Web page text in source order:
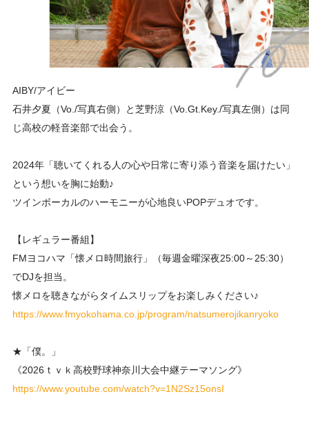
AIBY/アイビー
石井夕夏（Vo./写真右側）と芝野涼（Vo.Gt.Key./写真左側）は同
じ高校の軽音楽部で出会う。
2024年「聴いてくれる人の心や日常に寄り添う音楽を届けたい」
という想いを胸に始動♪
ツインボーカルのハーモニーが心地良いPOPデュオです。
【レギュラー番組】
FMヨコハマ「懐メロ時間旅行」（毎週金曜深夜25:00～25:30）
でDJを担当。
懐メロを聴きながらタイムスリップをお楽しみください♪
https://www.fmyokohama.co.jp/program/natsumerojikanryoko
★「僕。」
《2026ｔｖｋ高校野球神奈川大会中継テーマソング》
https://www.youtube.com/watch?v=1N2Sz15onsI